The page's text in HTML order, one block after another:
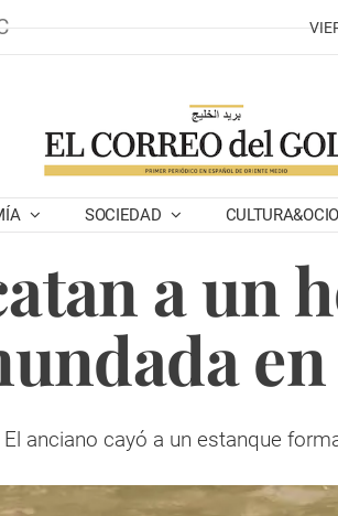
SOCIEDAD CULTURA&OCIO
a un
El anciano cayó a un estanque